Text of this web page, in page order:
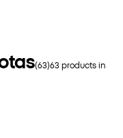
(63)63 products in